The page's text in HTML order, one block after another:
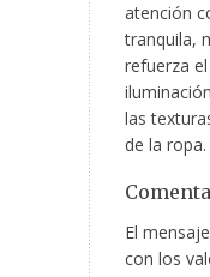
atención
tranquila,
refuerza
las
de la ropa.
El
con los